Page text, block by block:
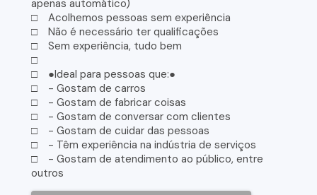
apenas automático)
□ Acolhemos pessoas sem experiência
□ Não é necessário ter qualificações
□ Sem experiência, tudo bem
□
□ ●Ideal para pessoas que:●
□ - Gostam de carros
□ - Gostam de fabricar coisas
□ - Gostam de conversar com clientes
□ - Gostam de cuidar das pessoas
□ - Têm experiência na indústria de serviços
□ - Gostam de atendimento ao público, entre
outros